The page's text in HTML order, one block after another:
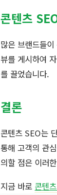
콘텐츠
많은 브랜드들
뷰를 게시하여
를 끌었습니다.
결론
콘텐츠 SEO는
통해 고객의 관
의할 점은 이러
지금 바로 콘텐